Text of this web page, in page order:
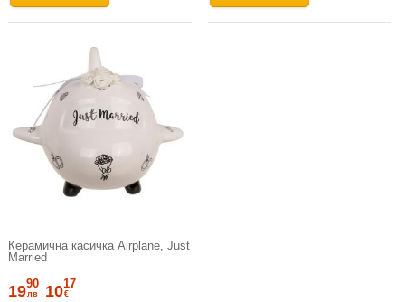
Керамична касичка Airplane, Just
Married
1990
лв 1017
€